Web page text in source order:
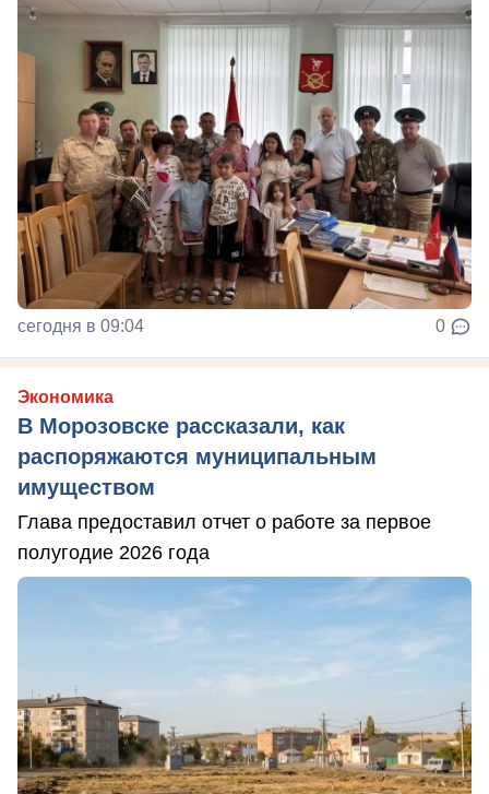
сегодня в 09:04 0
Экономика
В Морозовске рассказали, как
распоряжаются муниципальным
имуществом
Глава предоставил отчет о работе за первое
полугодие 2026 года